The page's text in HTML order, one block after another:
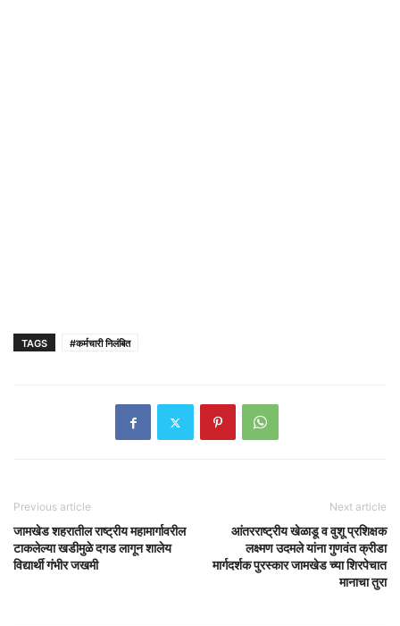
TAGS #कर्मचारी निलंबित
Previous article
जामखेड शहरातील राष्ट्रीय महामार्गावरील
टाकलेल्या खडीमुळे दगड लागून शालेय
विद्यार्थी गंभीर जखमी
Next article
आंतरराष्ट्रीय खेळाडू व वुशू प्रशिक्षक
लक्ष्मण उदमले यांना गुणवंत क्रीडा
मार्गदर्शक पुरस्कार जामखेड च्या शिरपेचात
मानाचा तुरा